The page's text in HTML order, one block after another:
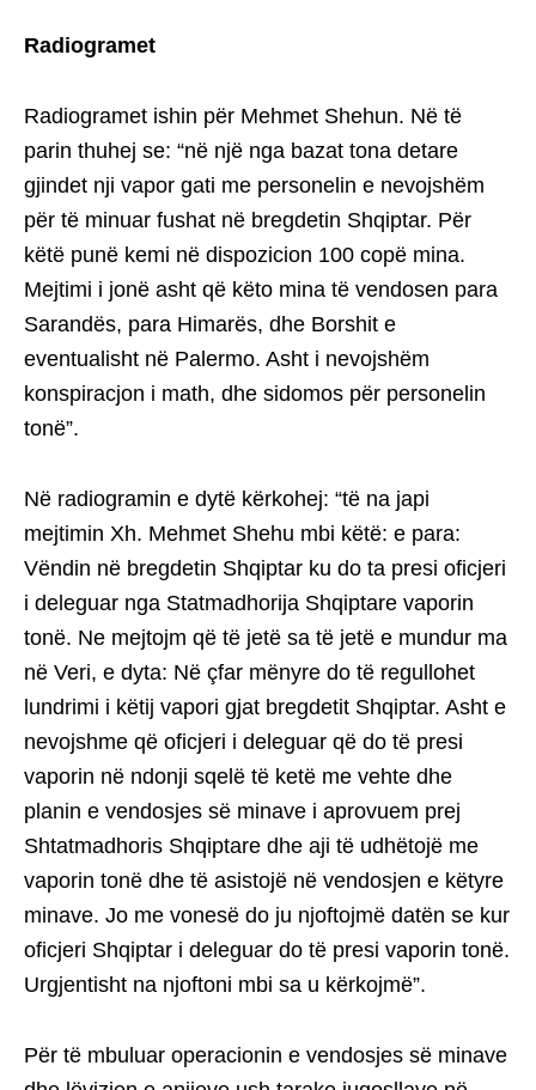
Radiogramet
Radiogramet ishin për Mehmet Shehun. Në të
parin thuhej se: “në një nga bazat tona detare
gjindet nji vapor gati me personelin e nevojshëm
për të minuar fushat në bregdetin Shqiptar. Për
këtë punë kemi në dispozicion 100 copë mina.
Mejtimi i jonë asht që këto mina të vendosen para
Sarandës, para Himarës, dhe Borshit e
eventualisht në Palermo. Asht i nevojshëm
konspiracjon i math, dhe sidomos për personelin
tonë”.
Në radiogramin e dytë kërkohej: “të na japi
mejtimin Xh. Mehmet Shehu mbi këtë: e para:
Vëndin në bregdetin Shqiptar ku do ta presi oficjeri
i deleguar nga Statmadhorija Shqiptare vaporin
tonë. Ne mejtojm që të jetë sa të jetë e mundur ma
në Veri, e dyta: Në çfar mënyre do të regullohet
lundrimi i këtij vapori gjat bregdetit Shqiptar. Asht e
nevojshme që oficjeri i deleguar që do të presi
vaporin në ndonji sqelë të ketë me vehte dhe
planin e vendosjes së minave i aprovuem prej
Shtatmadhoris Shqiptare dhe aji të udhëtojë me
vaporin tonë dhe të asistojë në vendosjen e këtyre
minave. Jo me vonesë do ju njoftojmë datën se kur
oficjeri Shqiptar i deleguar do të presi vaporin tonë.
Urgjentisht na njoftoni mbi sa u kërkojmë”.
Për të mbuluar operacionin e vendosjes së minave